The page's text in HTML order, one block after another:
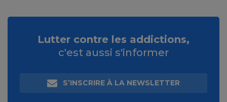
Lutter contre les addictions,
c'est aussi s'informer
S’INSCRIRE À LA NEWSLETTER